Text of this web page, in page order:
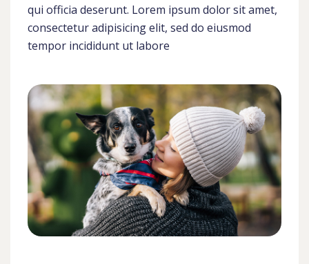
qui officia deserunt. Lorem ipsum dolor sit amet,
consectetur adipisicing elit, sed do eiusmod
tempor incididunt ut labore